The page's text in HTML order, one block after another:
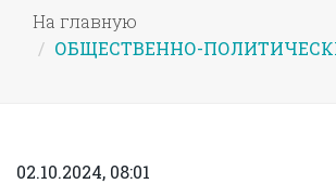
На главную
ОБЩЕСТВЕННО-
02.10.2024, 08:01